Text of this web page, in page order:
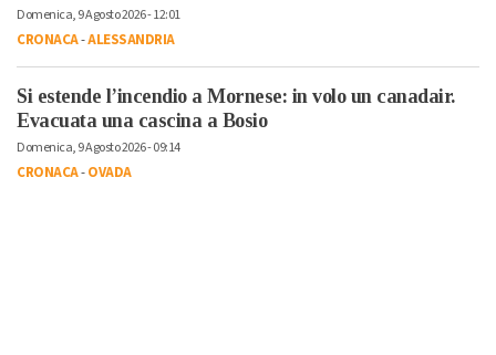
Domenica, 9 Agosto 2026 - 12:01
CRONACA-ALESSANDRIA
Si estende l’incendio a Mornese: in volo un canadair.
Evacuata una cascina a Bosio
Domenica, 9 Agosto 2026 - 09:14
CRONACA-OVADA